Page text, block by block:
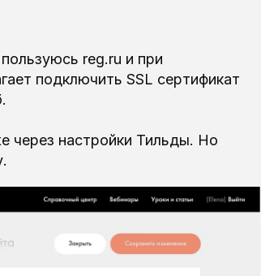
reg.ru и при
подключить SSL сертификат
через настройки Тильды. Но